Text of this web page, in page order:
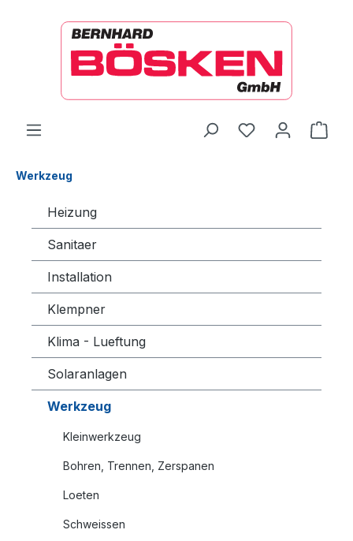
Werkzeug
Heizung
Sanitaer
Installation
Klempner
Klima - Lueftung
Solaranlagen
Werkzeug
Kleinwerkzeug
Bohren, Trennen, Zerspanen
Loeten
Schweissen